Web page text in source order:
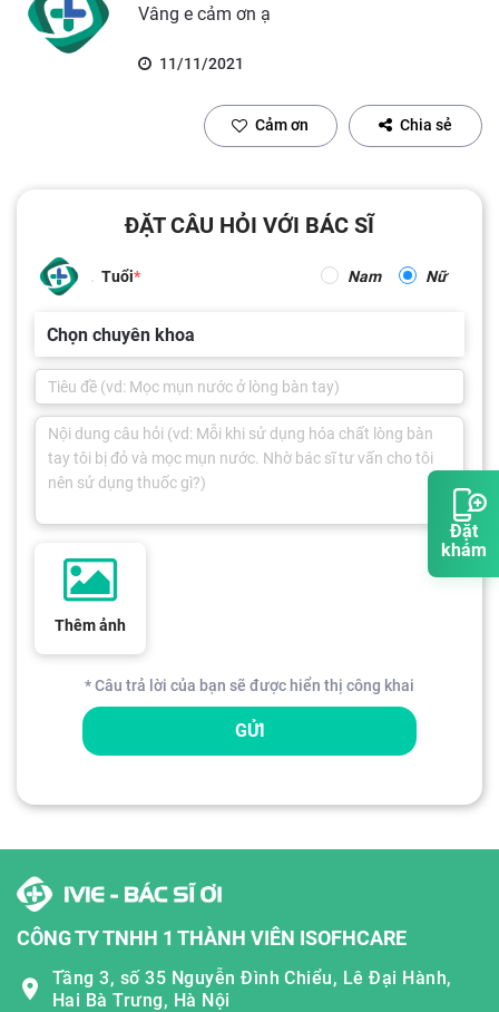
Đặt
khám
Vâng e cảm ơn ạ
11/11/2021
Cảm ơn Chia sẻ
ĐẶT CÂU HỎI VỚI BÁC SĨ
Tuổi Nam Nữ
Chọn chuyên khoa
Thêm ảnh
* Câu trả lời của bạn sẽ được hiển thị công khai
GỬI
CÔNG TY TNHH 1 THÀNH VIÊN ISOFHCARE
Tầng 3, số 35 Nguyễn Đình Chiểu, Lê Đại Hành,
Hai Bà Trưng, Hà Nội